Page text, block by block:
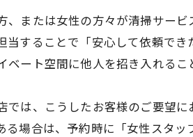
、または女性の方々が清掃サー
当することで「安心して依頼で
ベート空間に他人を招き入れる
では、こうしたお客様のご要望
る場合は、予約時に「女性スタ